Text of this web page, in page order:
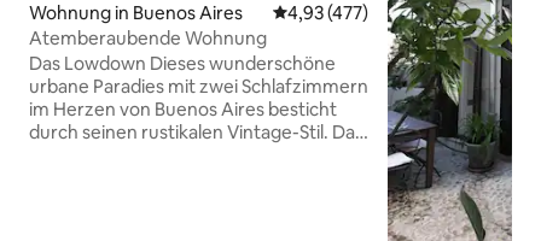
Wohnung in Buenos Aires Durchschnittliche Bewertung:
4,93 (477)
Atemberaubende Wohnung
Das Lowdown Dieses wunderschöne
urbane Paradies mit zwei Schlafzimmern
im Herzen von Buenos Aires besticht
durch seinen rustikalen Vintage-Stil. Das